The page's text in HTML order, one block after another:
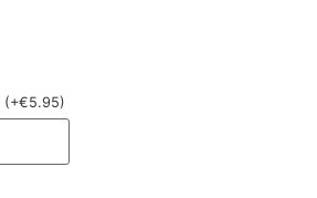
(+€5.95)